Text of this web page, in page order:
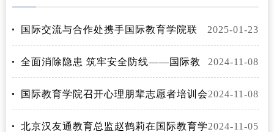
2025-01-23
国际交流与合作处携手国际教育学院联
合举办2025年学生出国（境）项目交... 2024-11-08
全面消除隐患 筑牢安全防线——国际教
育学院开展宿舍安全专项检查活动 2024-11-08
国际教育学院召开心理朋辈志愿者培训会
2024-11-05
北京汉友通教育总监赵鹤莉在国际教育学